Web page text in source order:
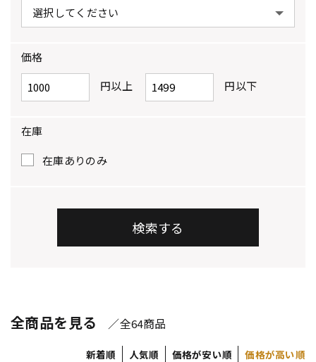
価格
円以上
円以下
在庫
在庫ありのみ
全商品を見る ／全64商品
新着順 人気順 価格が安い順 価格が高い順